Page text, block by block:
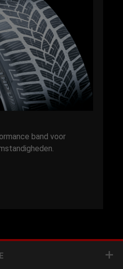
band voor